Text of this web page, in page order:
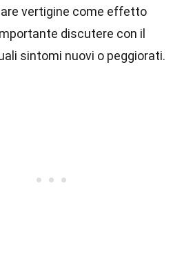
vertigine come effetto
discutere con il
sintomi nuovi o peggiorati.